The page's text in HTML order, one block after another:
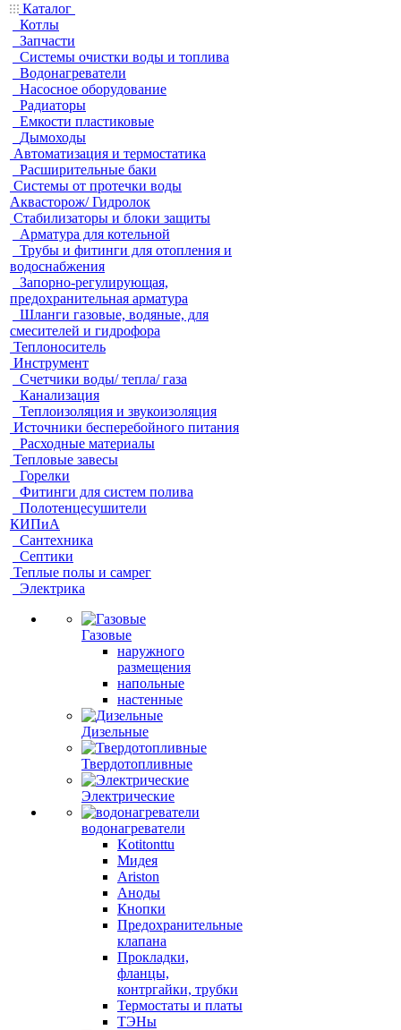
Каталог
Котлы
Запчасти
Системы очистки воды и топлива
Водонагреватели
Насосное оборудование
Радиаторы
Емкости пластиковые
Дымоходы
Автоматизация и термостатика
Расширительные баки
Системы от протечки воды
Аквасторож/ Гидролок
Стабилизаторы и блоки защиты
Арматура для котельной
Трубы и фитинги для отопления и
водоснабжения
Запорно-регулирующая,
предохранительная арматура
Шланги газовые, водяные, для
смесителей и гидрофора
Теплоноситель
Инструмент
Счетчики воды/ тепла/ газа
Канализация
Теплоизоляция и звукоизоляция
Источники бесперебойного питания
Расходные материалы
Тепловые завесы
Горелки
Фитинги для систем полива
Полотенцесушители
КИПиА
Сантехника
Септики
Теплые полы и самрег
Электрика
Газовые
наружного
размещения
напольные
настенные
Дизельные
Твердотопливные
Электрические
водонагреватели
Kotitonttu
Мидея
Ariston
Аноды
Кнопки
Предохранительные
клапана
Прокладки,
фланцы,
контргайки, трубки
Термостаты и платы
ТЭНы